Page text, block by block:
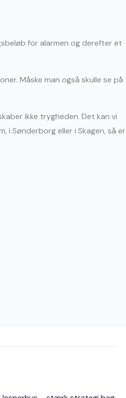
for alarmen og derefter et
Måske man også skulle se på
ikke trygheden. Det kan vi
i Sønderborg eller i Skagen, så er